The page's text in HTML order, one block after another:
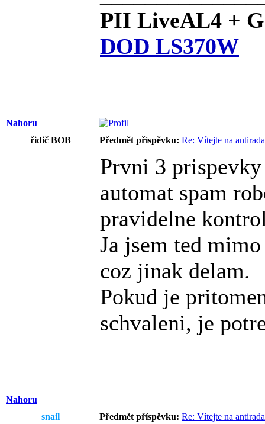
PII LiveAL4 +
DOD LS370W
Nahoru
řidič BOB
Předmět příspěvku: Re: Vítejte na
Prvni 3
automat spam
pravidelne
Ja jsem ted
coz jinak delam.
Pokud je
schvaleni, je
Nahoru
snail
Předmět příspěvku: Re: Vítejte na